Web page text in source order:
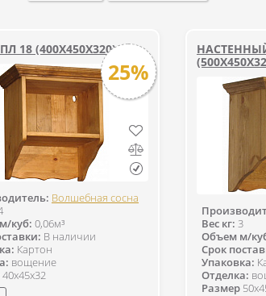
18 (400Х450Х320)
25%
Волшебная сосна
куб: 0,06м³
В наличии
Картон
вощение
40x45x32
Вес кг: 3
Объем м/
Срок
Упаковка:
Отделка:
Размер